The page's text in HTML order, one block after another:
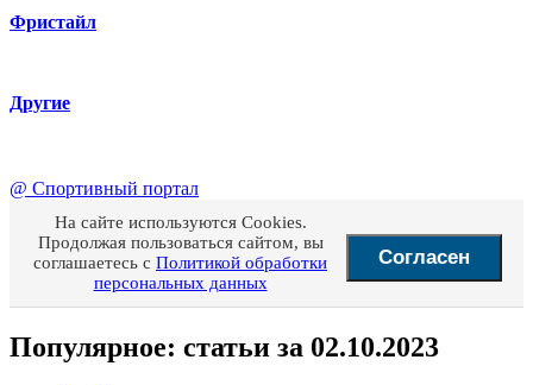
Фристайл
Другие
@ Спортивный портал
На сайте используются Cookies.
Продолжая пользоваться сайтом, вы
соглашаетесь с Политикой обработки
персональных данных
Согласен
Популярное: статьи за 02.10.2023